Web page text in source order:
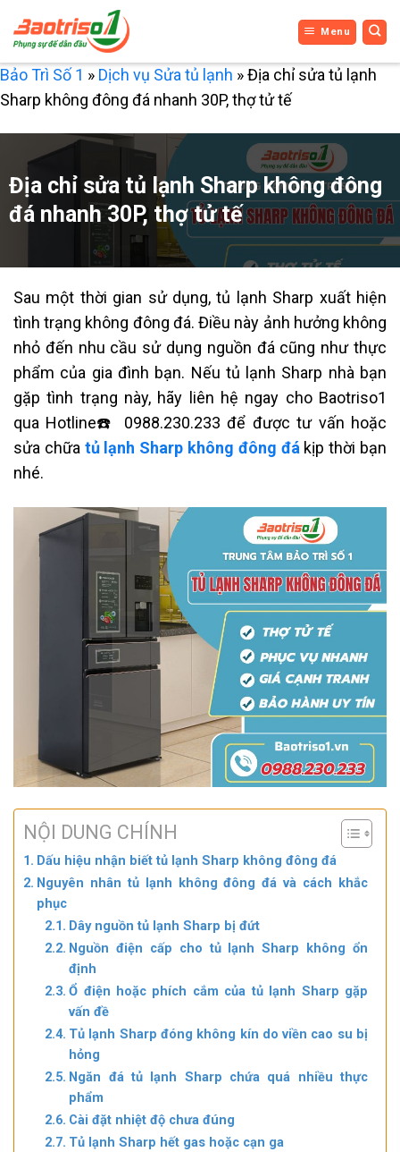
qua
nội
dung
Menu
Bảo Trì Số 1 » Dịch vụ Sửa tủ lạnh »Địa chỉ sửa tủ lạnh
Sharp không đông đá nhanh 30P, thợ tử tế
Địa chỉ sửa tủ lạnh Sharp không đông
đá nhanh 30P, thợ tử tế
Sau một thời gian sử dụng, tủ lạnh Sharp xuất hiện
tình trạng không đông đá. Điều này ảnh hưởng không
nhỏ đến nhu cầu sử dụng nguồn đá cũng như thực
phẩm của gia đình bạn. Nếu tủ lạnh Sharp nhà bạn
gặp tình trạng này, hãy liên hệ ngay cho Baotriso1
qua Hotline☎️ 0988.230.233 để được tư vấn hoặc
sửa chữa tủ lạnh Sharp không đông đákịp thời bạn
nhé.
NỘI DUNG CHÍNH
Dấu hiệu nhận biết tủ lạnh Sharp không đông đá
Nguyên nhân tủ lạnh không đông đá và cách khắc
phục
Dây nguồn tủ lạnh Sharp bị đứt
Nguồn điện cấp cho tủ lạnh Sharp không ổn
định
Ổ điện hoặc phích cắm của tủ lạnh Sharp gặp
vấn đề
Tủ lạnh Sharp đóng không kín do viền cao su bị
hỏng
Ngăn đá tủ lạnh Sharp chứa quá nhiều thực
phẩm
Cài đặt nhiệt độ chưa đúng
Tủ lạnh Sharp hết gas hoặc cạn ga